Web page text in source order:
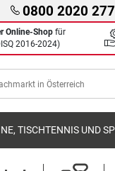
0800 2020 277
Online-Shop für
2016-2024)
TISCHTENNIS UND